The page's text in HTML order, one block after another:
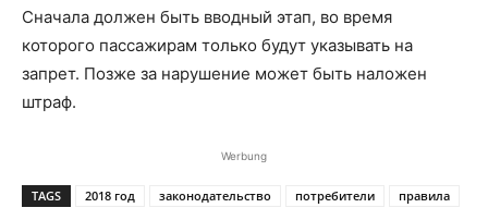
Сначала должен быть вводный этап, во время
которого пассажирам только будут указывать на
запрет. Позже за нарушение может быть наложен
штраф.
Werbung
TAGS 2018 год законодательство потребители правила